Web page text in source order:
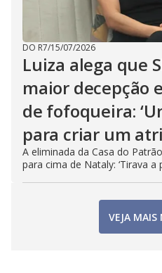
DO R7/15/07/2026
Luiza alega que
maior decepção
de fofoqueira:
para criar um
A eliminada da Casa do
para cima de Nataly: ‘Tirava
VEJA MAIS